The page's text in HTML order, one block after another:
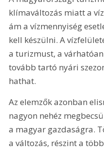
klímaváltozás miatt a
ám a vízmennyiség
kell készülni. A
a turizmust, a
tovább tartó nyári
hathat.
Az elemzők azonban
nagyon nehéz
a magyar gazdaságra.
a változás, részint a